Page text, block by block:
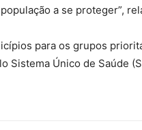
a se proteger”,
para os grupos
Sistema Único de Saúde